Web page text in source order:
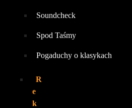
Soundcheck
Spod Taśmy
Pogaduchy o klasykach
R
e
k